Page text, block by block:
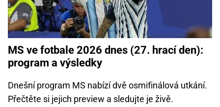
MS ve fotbale 2026 dnes (27. hrací den):
program a výsledky
Dnešní program MS nabízí dvě osmifinálová utkání.
Přečtěte si jejich preview a sledujte je živě.